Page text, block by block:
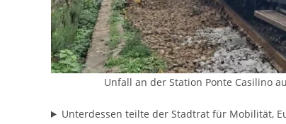
Unfall an der Station Ponte Casilino
Unterdessen teilte der Stadtrat für Mobilität,